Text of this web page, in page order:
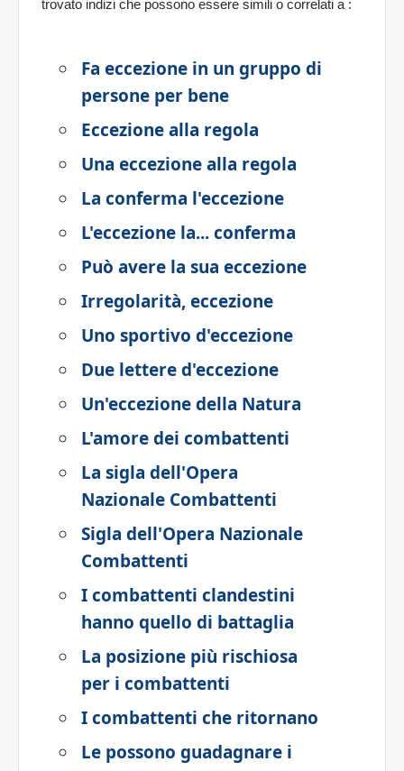
trovato indizi che possono essere simili o correlati a :
Fa eccezione in un gruppo di
persone per bene
Eccezione alla regola
Una eccezione alla regola
La conferma l'eccezione
L'eccezione la... conferma
Può avere la sua eccezione
Irregolarità, eccezione
Uno sportivo d'eccezione
Due lettere d'eccezione
Un'eccezione della Natura
L'amore dei combattenti
La sigla dell'Opera
Nazionale Combattenti
Sigla dell'Opera Nazionale
Combattenti
I combattenti clandestini
hanno quello di battaglia
La posizione più rischiosa
per i combattenti
I combattenti che ritornano
Le possono guadagnare i